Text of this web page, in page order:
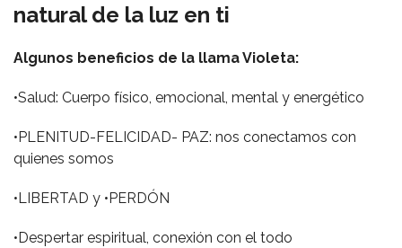
natural de la luz en ti
Algunos beneficios de la llama Violeta:
•Salud: Cuerpo físico, emocional, mental y energético
•PLENITUD-FELICIDAD- PAZ: nos conectamos con
quienes somos
•LIBERTAD y •PERDÓN
•Despertar espiritual, conexión con el todo